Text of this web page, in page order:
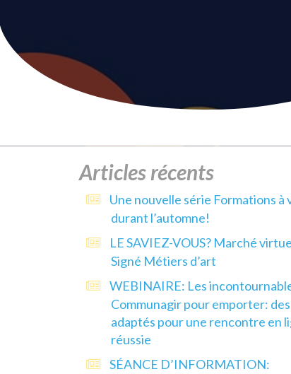
Articles récents
Une nouvelle série Formations à
durant l’automne!
LE SAVIEZ-VOUS? Marché
Signé Métiers d’art
WEBINAIRE: Les
Communagir pour emporter:
adaptés pour une rencontre en
réussie
SÉANCE D’INFORMATION: